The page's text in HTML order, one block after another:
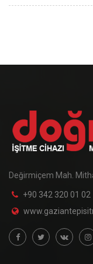
Değirmiçem Mah.
+90 342 320 01 02